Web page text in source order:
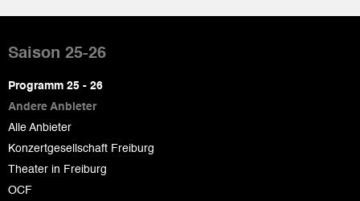
de
page
Saison 25-26
Programm 25 - 26
Andere Anbieter
Alle Anbieter
Konzertgesellschaft Freiburg
Theater in Freiburg
OCF